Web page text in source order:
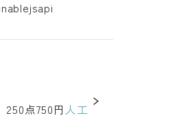
月に1回）250点750円 人工